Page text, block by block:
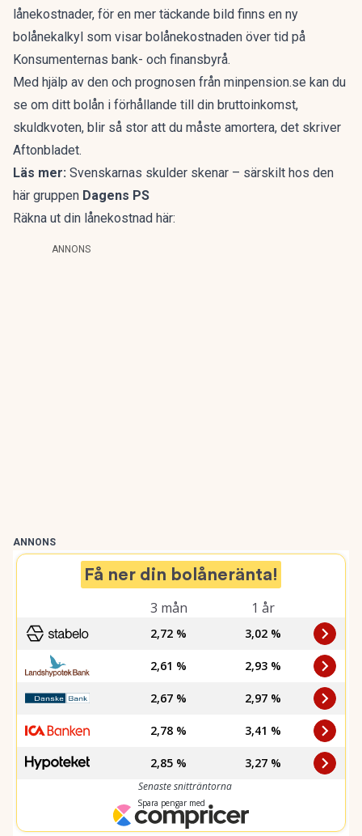
lånekostnader, för en mer täckande bild finns en ny
bolånekalkyl som visar bolånekostnaden över tid på
Konsumenternas bank- och finansbyrå.
Med hjälp av den och prognosen från minpension.se kan du
se om ditt bolån i förhållande till din bruttoinkomst,
skuldkvoten, blir så stor att du måste amortera, det skriver
Aftonbladet.
Läs mer: Svenskarnas skulder skenar – särskilt hos den
här gruppen Dagens PS
Räkna ut din lånekostnad här:
ANNONS
ANNONS